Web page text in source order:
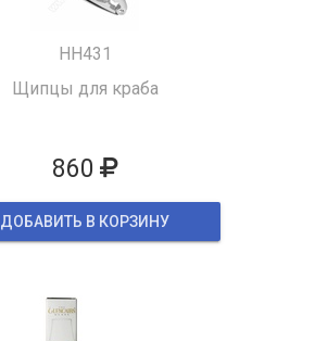
HH431
Щипцы для краба
860
ДОБАВИТЬ В КОРЗИНУ